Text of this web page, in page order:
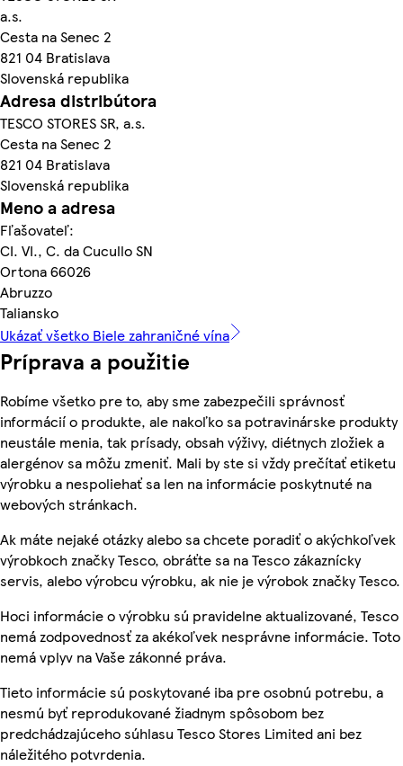
a.s.
Cesta na Senec 2
821 04 Bratislava
Slovenská republika
Adresa distribútora
TESCO STORES SR, a.s.
Cesta na Senec 2
821 04 Bratislava
Slovenská republika
Meno a adresa
Fľašovateľ:
CI. VI., C. da Cucullo SN
Ortona 66026
Abruzzo
Taliansko
Ukázať všetko Biele zahraničné vína
Príprava a použitie
Robíme všetko pre to, aby sme zabezpečili správnosť
informácií o produkte, ale nakoľko sa potravinárske produkty
neustále menia, tak prísady, obsah výživy, diétnych zložiek a
alergénov sa môžu zmeniť. Mali by ste si vždy prečítať etiketu
výrobku a nespoliehať sa len na informácie poskytnuté na
webových stránkach.
Ak máte nejaké otázky alebo sa chcete poradiť o akýchkoľvek
výrobkoch značky Tesco, obráťte sa na Tesco zákaznícky
servis, alebo výrobcu výrobku, ak nie je výrobok značky Tesco.
Hoci informácie o výrobku sú pravidelne aktualizované, Tesco
nemá zodpovednosť za akékoľvek nesprávne informácie. Toto
nemá vplyv na Vaše zákonné práva.
Tieto informácie sú poskytované iba pre osobnú potrebu, a
nesmú byť reprodukované žiadnym spôsobom bez
predchádzajúceho súhlasu Tesco Stores Limited ani bez
náležitého potvrdenia.